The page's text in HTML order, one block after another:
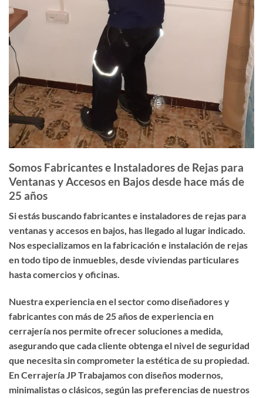
Somos Fabricantes e Instaladores de Rejas para
Ventanas y Accesos en Bajos desde hace más de
25 años
Si estás buscandofabricantes e instaladores de rejas para
ventanas y accesos en bajos, has llegado al lugar indicado.
Nos especializamos en la fabricación e instalación de rejas
en todo tipo de inmuebles, desde viviendas particulares
hasta comercios y oficinas.
Nuestra experiencia en el sector como diseñadores y
fabricantes con más de 25 años de experiencia en
cerrajería nos permite ofrecer soluciones a medida,
asegurando que cada cliente obtenga el nivel de seguridad
que necesita sin comprometer la estética de su propiedad.
En Cerrajería JP Trabajamos con diseños modernos,
minimalistas o clásicos, según las preferencias de nuestros